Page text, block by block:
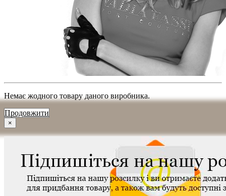
Немає жодного товару даного виробника.
Продовжити
×